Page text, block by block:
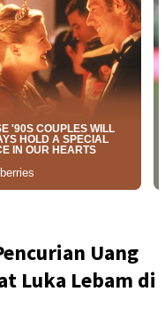
Uang
Luka Lebam di